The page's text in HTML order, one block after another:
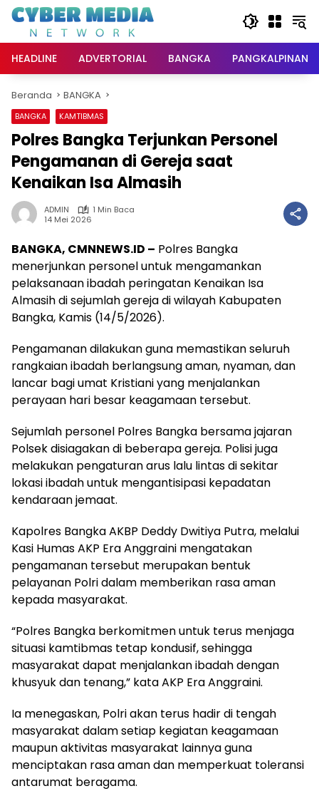
Langsung
konten
HEADLINE
ADVERTORIAL BANGKA PANGKALPINANG
Beranda BANGKA
BANGKA KAMTIBMAS
Polres Bangka Terjunkan Personel
Pengamanan di Gereja saat
Kenaikan Isa Almasih
ADMIN
1 Min Baca
14 Mei 2026
BANGKA, CMNNEWS.ID – Polres Bangka
menerjunkan personel untuk mengamankan
pelaksanaan ibadah peringatan Kenaikan Isa
Almasih di sejumlah gereja di wilayah Kabupaten
Bangka, Kamis (14/5/2026).
Pengamanan dilakukan guna memastikan seluruh
rangkaian ibadah berlangsung aman, nyaman, dan
lancar bagi umat Kristiani yang menjalankan
perayaan hari besar keagamaan tersebut.
Sejumlah personel Polres Bangka bersama jajaran
Polsek disiagakan di beberapa gereja. Polisi juga
melakukan pengaturan arus lalu lintas di sekitar
lokasi ibadah untuk mengantisipasi kepadatan
kendaraan jemaat.
Kapolres Bangka AKBP Deddy Dwitiya Putra, melalui
Kasi Humas AKP Era Anggraini mengatakan
pengamanan tersebut merupakan bentuk
pelayanan Polri dalam memberikan rasa aman
kepada masyarakat.
“Polres Bangka berkomitmen untuk terus menjaga
situasi kamtibmas tetap kondusif, sehingga
masyarakat dapat menjalankan ibadah dengan
khusyuk dan tenang,” kata AKP Era Anggraini.
Ia menegaskan, Polri akan terus hadir di tengah
masyarakat dalam setiap kegiatan keagamaan
maupun aktivitas masyarakat lainnya guna
menciptakan rasa aman dan memperkuat toleransi
antarumat beragama.